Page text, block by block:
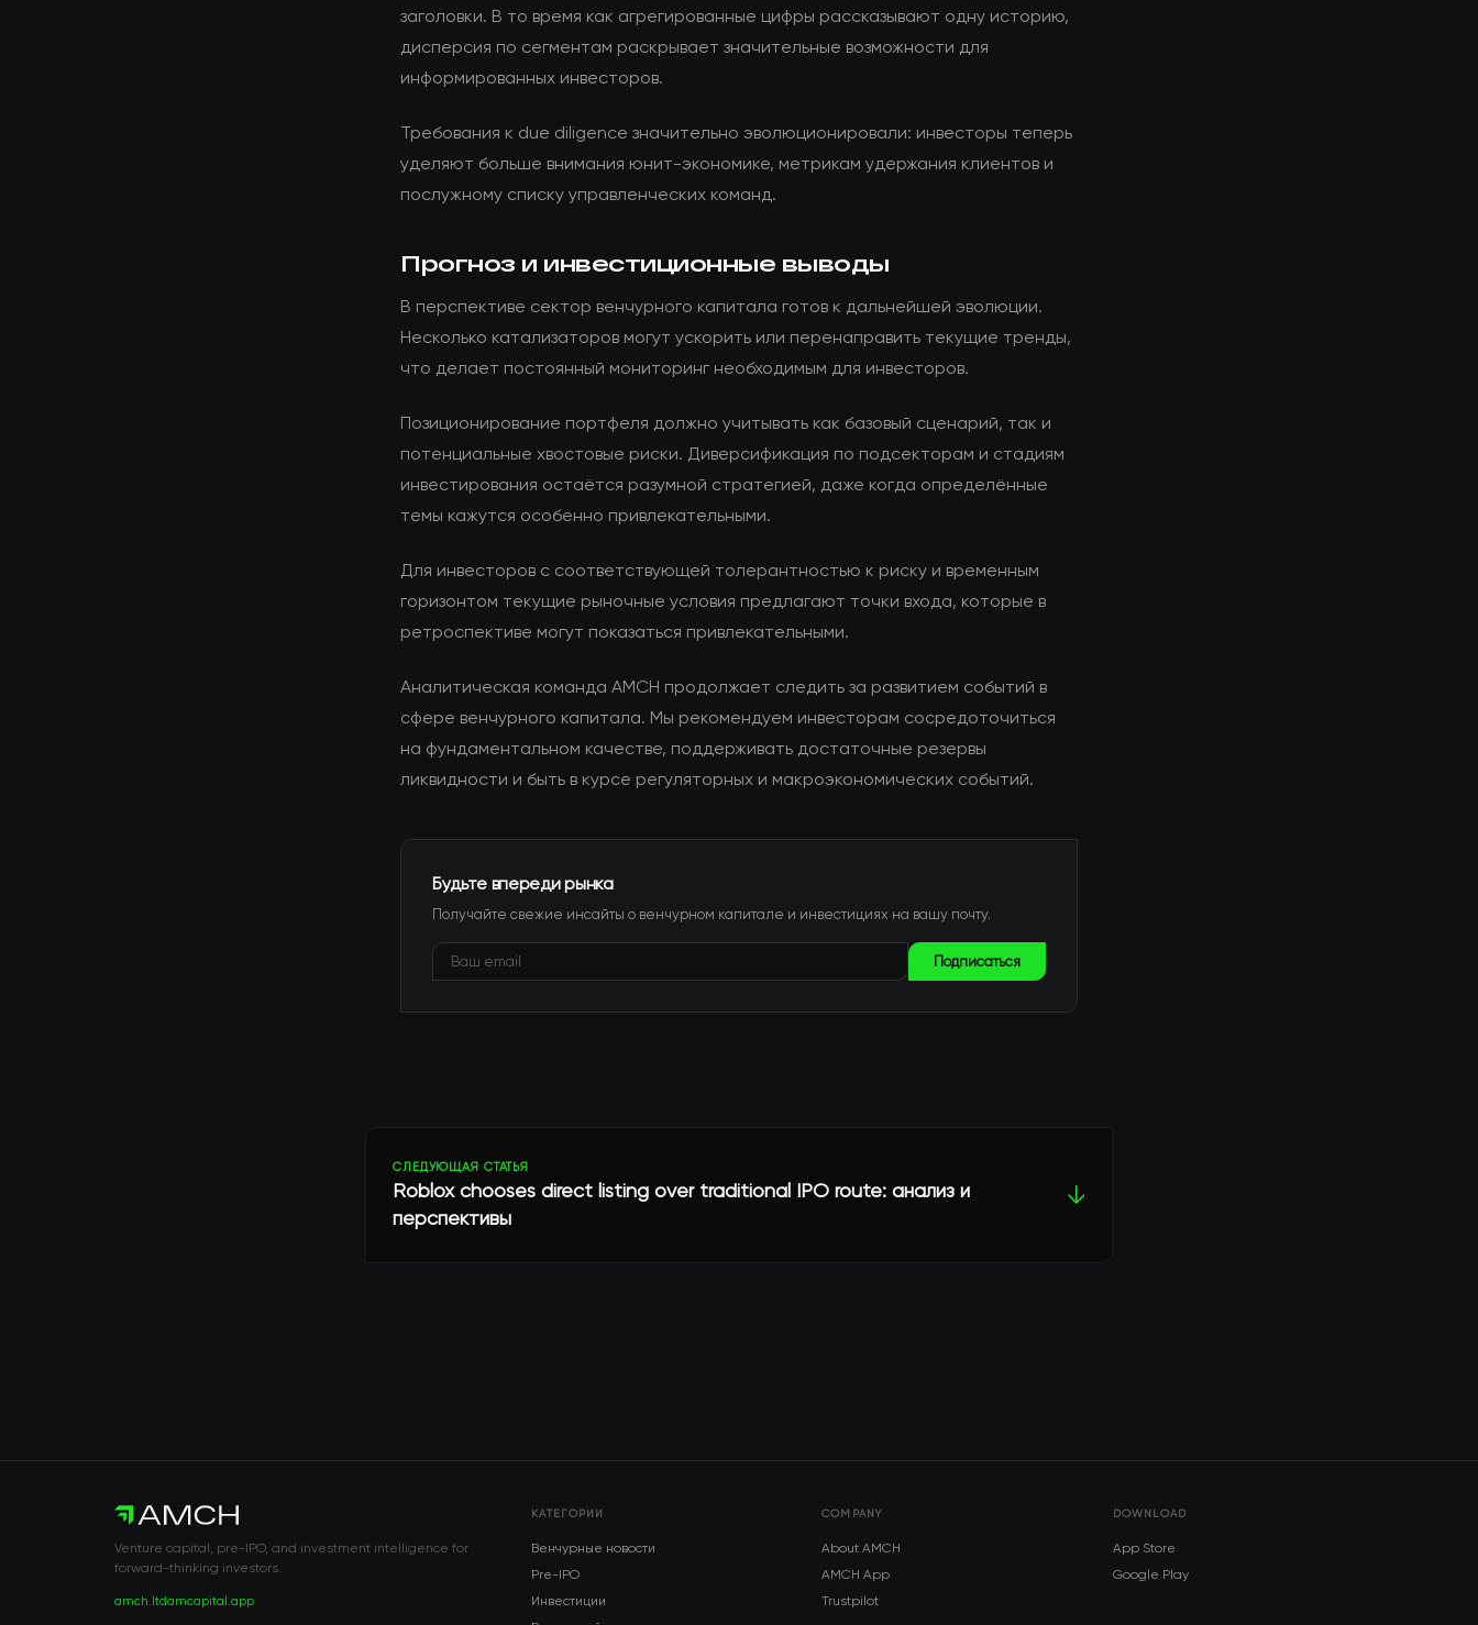
заголовки. В то время как агрегированные цифры рассказывают одну историю,
дисперсия по сегментам раскрывает значительные возможности для
информированных инвесторов.
Требования к due diligence значительно эволюционировали: инвесторы теперь
уделяют больше внимания юнит-экономике, метрикам удержания клиентов и
послужному списку управленческих команд.
Прогноз и инвестиционные выводы
В перспективе сектор венчурного капитала готов к дальнейшей эволюции.
Несколько катализаторов могут ускорить или перенаправить текущие тренды,
что делает постоянный мониторинг необходимым для инвесторов.
Позиционирование портфеля должно учитывать как базовый сценарий, так и
потенциальные хвостовые риски. Диверсификация по подсекторам и стадиям
инвестирования остаётся разумной стратегией, даже когда определённые
темы кажутся особенно привлекательными.
Для инвесторов с соответствующей толерантностью к риску и временным
горизонтом текущие рыночные условия предлагают точки входа, которые в
ретроспективе могут показаться привлекательными.
Аналитическая команда AMCH продолжает следить за развитием событий в
сфере венчурного капитала. Мы рекомендуем инвесторам сосредоточиться
на фундаментальном качестве, поддерживать достаточные резервы
ликвидности и быть в курсе регуляторных и макроэкономических событий.
Будьте впереди рынка
Получайте свежие инсайты о венчурном капитале и инвестициях на вашу почту.
Подписаться
СЛЕДУЮЩАЯ СТАТЬЯ
Roblox chooses direct listing over traditional IPO route: анализ и
перспективы
↓
Venture capital, pre-IPO, and investment intelligence for
forward-thinking investors.
amch.ltdamcapital.app
КАТЕГОРИИ
Венчурные новости
Pre-IPO
Инвестиции
COMPANY
About AMCH
AMCH App
Trustpilot
DOWNLOAD
App Store
Google Play